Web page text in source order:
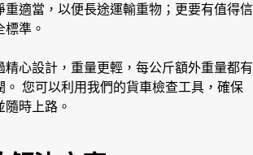
重適當，以便長途運輸重物；更要有值得信
準。
精心設計，重量更輕，每公斤額外重量都有
。 您可以利用我們的貨車檢查工具，確保
時上路。